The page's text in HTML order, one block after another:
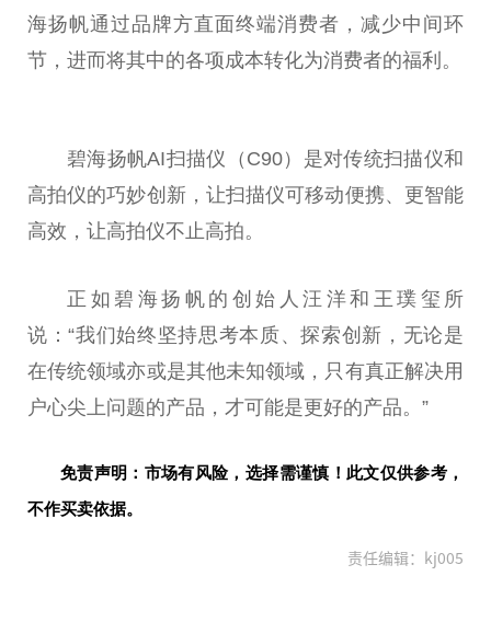
海扬帆通过品牌方直面终端消费者，减少中间环
节，进而将其中的各项成本转化为消费者的福利。
碧海扬帆AI扫描仪（C90）是对传统扫描仪和
高拍仪的巧妙创新，让扫描仪可移动便携、更智能
高效，让高拍仪不止高拍。
正如碧海扬帆的创始人汪洋和王璞玺所
说：“我们始终坚持思考本质、探索创新，无论是
在传统领域亦或是其他未知领域，只有真正解决用
户心尖上问题的产品，才可能是更好的产品。”
免责声明：市场有风险，选择需谨慎！此文仅供参考，
不作买卖依据。
责任编辑：kj005